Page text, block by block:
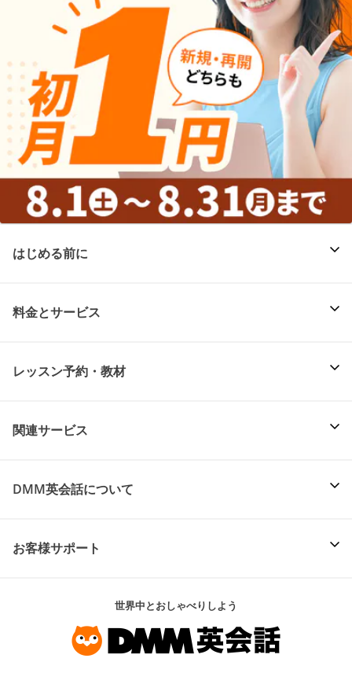
はじめる前に
料金とサービス
レッスン予約・教材
関連サービス
DMM英会話について
お客様サポート
世界中とおしゃべりしよう